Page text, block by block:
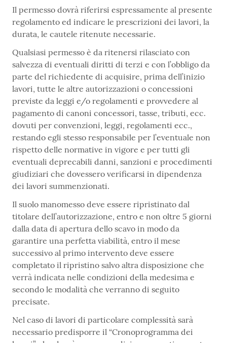
Il permesso dovrà riferirsi espressamente al presente
regolamento ed indicare le prescrizioni dei lavori, la
durata, le cautele ritenute necessarie.
Qualsiasi permesso è da ritenersi rilasciato con
salvezza di eventuali diritti di terzi e con l’obbligo da
parte del richiedente di acquisire, prima dell’inizio
lavori, tutte le altre autorizzazioni o concessioni
previste da leggi e/o regolamenti e provvedere al
pagamento di canoni concessori, tasse, tributi, ecc.
dovuti per convenzioni, leggi, regolamenti ecc.,
restando egli stesso responsabile per l’eventuale non
rispetto delle normative in vigore e per tutti gli
eventuali deprecabili danni, sanzioni e procedimenti
giudiziari che dovessero verificarsi in dipendenza
dei lavori summenzionati.
Il suolo manomesso deve essere ripristinato dal
titolare dell’autorizzazione, entro e non oltre 5 giorni
dalla data di apertura dello scavo in modo da
garantire una perfetta viabilità, entro il mese
successivo al primo intervento deve essere
completato il ripristino salvo altra disposizione che
verrà indicata nelle condizioni della medesima e
secondo le modalità che verranno di seguito
precisate.
Nel caso di lavori di particolare complessità sarà
necessario predisporre il “Cronoprogramma dei